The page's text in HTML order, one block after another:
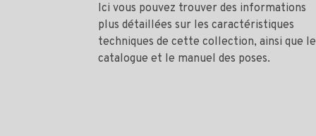
Ici vous pouvez trouver des informations
plus détaillées sur les caractéristiques
techniques de cette collection, ainsi que le
catalogue et le manuel des poses.